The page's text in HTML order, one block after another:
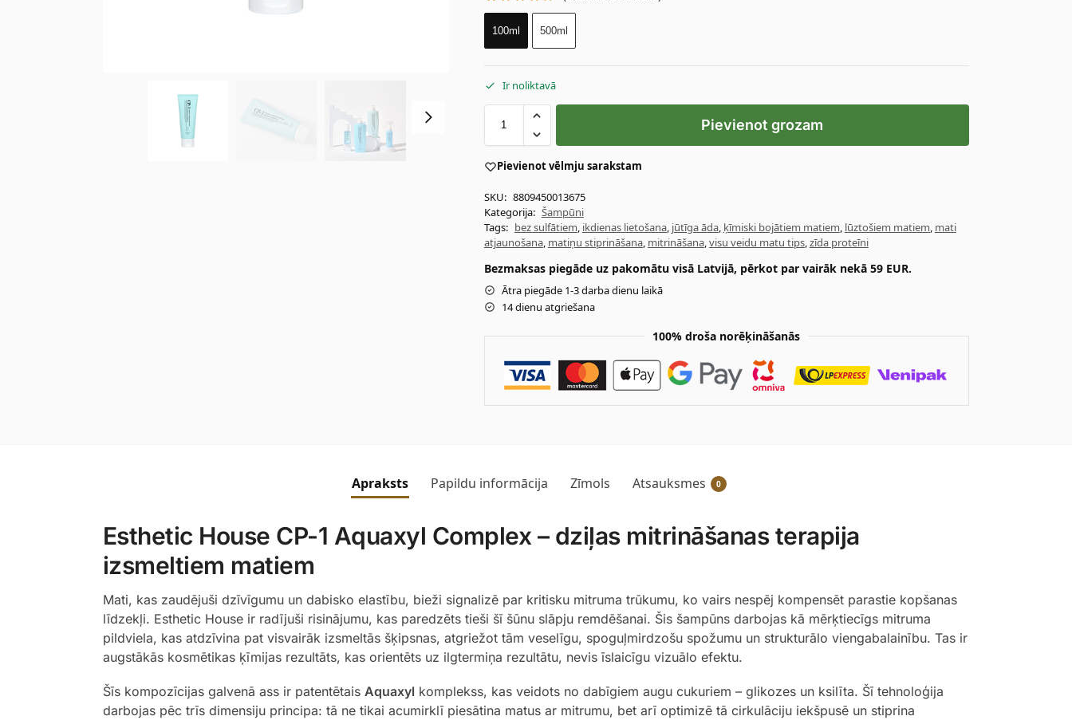
100ml 500ml
Ir noliktavā
Pievienot grozam
Pievienot vēlmju sarakstam
SKU: 8809450013675
Kategorija: Šampūni
Tags: bez sulfātiem, ikdienas lietošana, jūtīga āda, ķīmiski bojātiem matiem, lūztošiem matiem, mati
atjaunošana, matiņu stiprināšana, mitrināšana,visu veidu matu tips,zīda proteīni
Bezmaksas piegāde uz pakomātu visā Latvijā, pērkot par vairāk nekā 59 EUR.
Ātra piegāde 1-3 darba dienu laikā
14 dienu atgriešana
100% droša norēķināšanās
Apraksts Papildu informācija Zīmols Atsauksmes 0
Esthetic House CP-1 Aquaxyl Complex – dziļas mitrināšanas terapija
izsmeltiem matiem
Mati, kas zaudējuši dzīvīgumu un dabisko elastību, bieži signalizē par kritisku mitruma trūkumu, ko vairs nespēj kompensēt parastie kopšanas
līdzekļi. Esthetic House ir radījuši risinājumu, kas paredzēts tieši šī šūnu slāpju remdēšanai. Šis šampūns darbojas kā mērķtiecīgs mitruma
pildviela, kas atdzīvina pat visvairāk izsmeltās šķipsnas, atgriežot tām veselīgu, spoguļmirdzošu spožumu un strukturālo viengabalainību. Tas ir
augstākās kosmētikas ķīmijas rezultāts, kas orientēts uz ilgtermiņa rezultātu, nevis īslaicīgu vizuālo efektu.
Šīs kompozīcijas galvenā ass ir patentētais Aquaxyl komplekss, kas veidots no dabīgiem augu cukuriem – glikozes un ksilīta. Šī tehnoloģija
darbojas pēc trīs dimensiju principa: tā ne tikai acumirklī piesātina matus ar mitrumu, bet arī optimizē tā cirkulāciju iekšpusē un stiprina